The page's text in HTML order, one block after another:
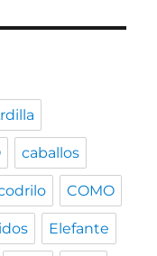
caballos
COMO
Elefante